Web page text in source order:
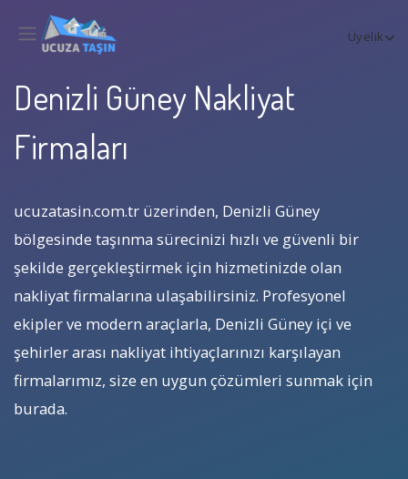
Üyelik
Denizli Güney Nakliyat
Firmaları
ucuzatasin.com.tr üzerinden, Denizli Güney
bölgesinde taşınma sürecinizi hızlı ve güvenli bir
şekilde gerçekleştirmek için hizmetinizde olan
nakliyat firmalarına ulaşabilirsiniz. Profesyonel
ekipler ve modern araçlarla, Denizli Güney içi ve
şehirler arası nakliyat ihtiyaçlarınızı karşılayan
firmalarımız, size en uygun çözümleri sunmak için
burada.